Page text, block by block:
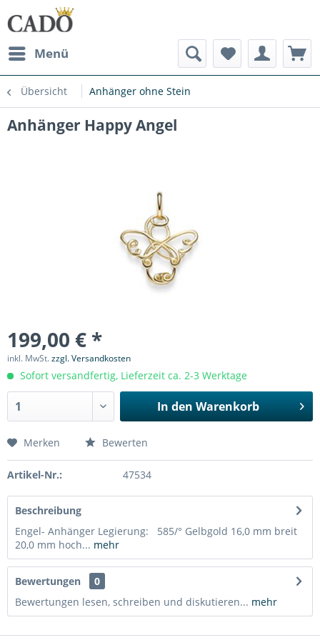
Menü
Übersicht Anhänger ohne Stein
Anhänger Happy Angel
199,00 € *
inkl. MwSt.zzgl. Versandkosten
Sofort versandfertig, Lieferzeit ca. 2-3 Werktage
In den Warenkorb
Merken Bewerten
Artikel-Nr.: 47534
Beschreibung
Engel- Anhänger Legierung: 585/° Gelbgold 16,0 mm breit
20,0 mm hoch... mehr
Bewertungen
0
Bewertungen lesen, schreiben und diskutieren... mehr